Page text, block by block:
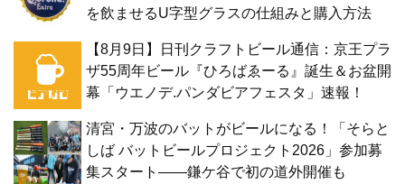
を飲ませるU字型グラスの仕組みと購入方法
【8月9日】日刊クラフトビール通信：京王プラ
ザ55周年ビール『ひろばゑーる』誕生＆お盆開
幕「ウエノデ.パンダビアフェスタ」速報！
清宮・万波のバットがビールになる！「そらと
しば バットビールプロジェクト2026」参加募
集スタート——鎌ケ谷で初の道外開催も